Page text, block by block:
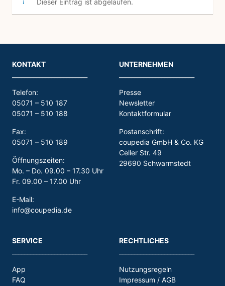
Dieser Eintrag ist abgelaufen.
KONTAKT
Telefon:
05071 – 510 187
05071 – 510 188
Fax:
05071 – 510 189
Öffnungszeiten:
Mo. – Do. 09.00 – 17.30 Uhr
Fr. 09.00 – 17.00 Uhr
E-Mail:
info@coupedia.de
UNTERNEHMEN
Presse
Newsletter
Kontaktformular
Postanschrift:
coupedia GmbH & Co. KG
Celler Str. 49
29690 Schwarmstedt
SERVICE
App
FAQ
RECHTLICHES
Nutzungsregeln
Impressum / AGB